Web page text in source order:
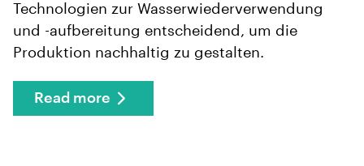
Technologien zur Wasserwiederverwendung
und -aufbereitung entscheidend, um die
Produktion nachhaltig zu gestalten.
Read more